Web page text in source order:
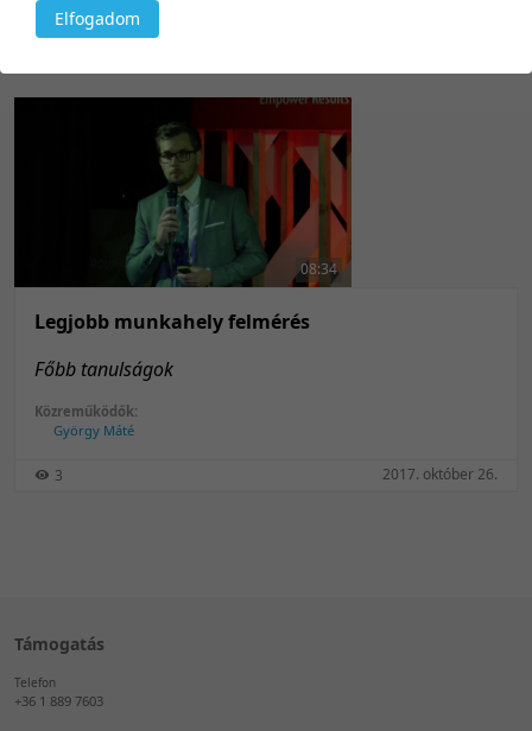
Relevancia szerint
Kezdés/felvétel dátuma szerint
Kezdés/felvétel dátuma szerint
Feltöltés dátuma szerint
Feltöltés dátuma szerint
Utolsó módosítás szerint
Utolsó módosítás szerint
5 tétel/oldal
10 tétel/oldal
20 tétel/oldal
50 tétel/oldal
100 tétel/oldal
08:34
Legjobb munkahely felmérés
Főbb tanulságok
Közreműködők:
György Máté
3 2017. október 26.
Támogatás
Telefon
+36 1 889 7603
Elfogadom